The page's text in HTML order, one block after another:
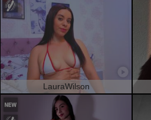
LauraWilson